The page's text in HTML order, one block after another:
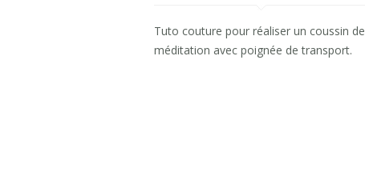
Tuto couture pour réaliser un coussin de
méditation avec poignée de transport.